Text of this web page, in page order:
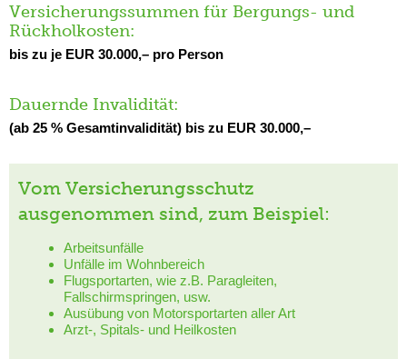
Versicherungssummen für Bergungs- und
Rückholkosten:
bis zu je EUR 30.000,– pro Person
Dauernde Invalidität:
(ab 25 % Gesamtinvalidität) bis zu EUR 30.000,–
Vom Versicherungsschutz
ausgenommen sind, zum Beispiel:
Arbeitsunfälle
Unfälle im Wohnbereich
Flugsportarten, wie z.B. Paragleiten,
Fallschirmspringen, usw.
Ausübung von Motorsportarten aller Art
Arzt-, Spitals- und Heilkosten